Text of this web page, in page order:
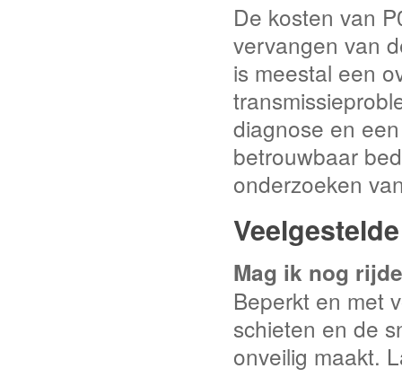
De kosten van
vervangen van
is meestal een
diagnose en
betrouwbaar
onderzoeken
Mag ik nog
Beperkt en met
schieten en de
onveilig maakt.